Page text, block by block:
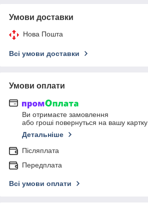
Умови доставки
Нова Пошта
Всі умови доставки
Умови оплати
Ви отримаєте замовлення
або гроші повернуться на вашу картку
Детальніше
Післяплата
Передплата
Всі умови оплати